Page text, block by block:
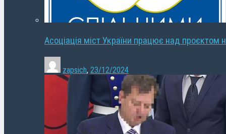
Асоціація міст України працює над проєктом
zapsich, 23/12/2024